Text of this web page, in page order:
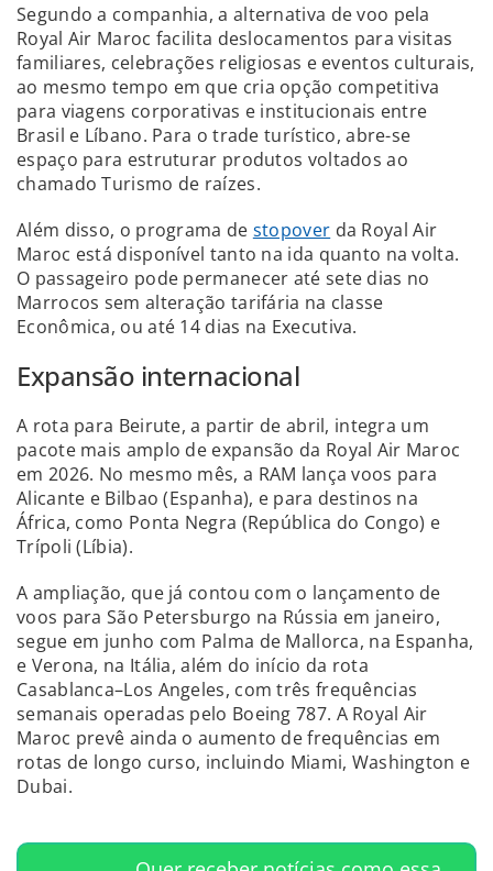
Segundo a companhia, a alternativa de voo pela
Royal Air Maroc facilita deslocamentos para visitas
familiares, celebrações religiosas e eventos culturais,
ao mesmo tempo em que cria opção competitiva
para viagens corporativas e institucionais entre
Brasil e Líbano. Para o trade turístico, abre-se
espaço para estruturar produtos voltados ao
chamado Turismo de raízes.
Além disso, o programa de stopover da Royal Air
Maroc está disponível tanto na ida quanto na volta.
O passageiro pode permanecer até sete dias no
Marrocos sem alteração tarifária na classe
Econômica, ou até 14 dias na Executiva.
Expansão internacional
A rota para Beirute, a partir de abril, integra um
pacote mais amplo de expansão da Royal Air Maroc
em 2026. No mesmo mês, a RAM lança voos para
Alicante e Bilbao (Espanha), e para destinos na
África, como Ponta Negra (República do Congo) e
Trípoli (Líbia).
A ampliação, que já contou com o lançamento de
voos para São Petersburgo na Rússia em janeiro,
segue em junho com Palma de Mallorca, na Espanha,
e Verona, na Itália, além do início da rota
Casablanca–Los Angeles, com três frequências
semanais operadas pelo Boeing 787. A Royal Air
Maroc prevê ainda o aumento de frequências em
rotas de longo curso, incluindo Miami, Washington e
Dubai.